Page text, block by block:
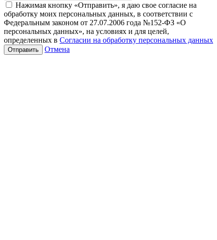
Нажимая кнопку «Отправить», я даю свое согласие на
обработку моих персональных данных, в соответствии с
Федеральным законом от 27.07.2006 года №152-ФЗ «О
персональных данных», на условиях и для целей,
определенных в Согласии на обработку персональных данных
Отмена